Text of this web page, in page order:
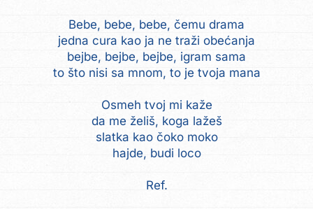
Bebe, bebe, bebe, čemu drama
jedna cura kao ja ne traži obećanja
bejbe, bejbe, bejbe, igram sama
to što nisi sa mnom, to je tvoja mana
Osmeh tvoj mi kaže
da me želiš, koga lažeš
slatka kao čoko moko
hajde, budi loco
Ref.